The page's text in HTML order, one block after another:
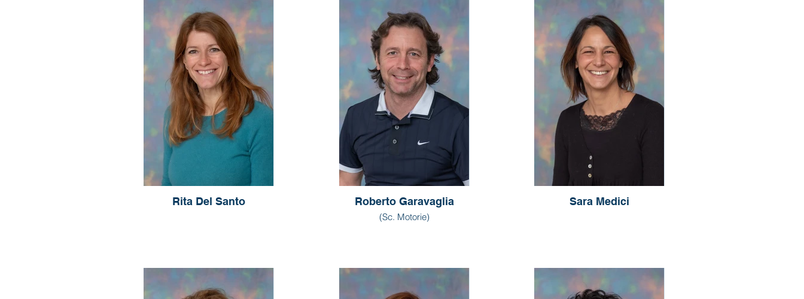
Rita Del Santo Roberto Garavaglia
(Sc. Motorie)
Sara Medici